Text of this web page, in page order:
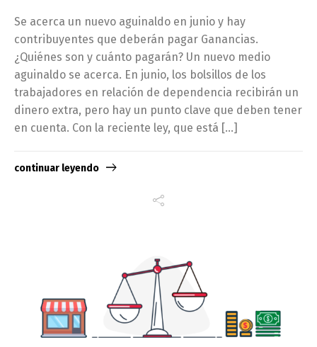
Se acerca un nuevo aguinaldo en junio y hay
contribuyentes que deberán pagar Ganancias.
¿Quiénes son y cuánto pagarán? Un nuevo medio
aguinaldo se acerca. En junio, los bolsillos de los
trabajadores en relación de dependencia recibirán un
dinero extra, pero hay un punto clave que deben tener
en cuenta. Con la reciente ley, que está […]
continuar leyendo